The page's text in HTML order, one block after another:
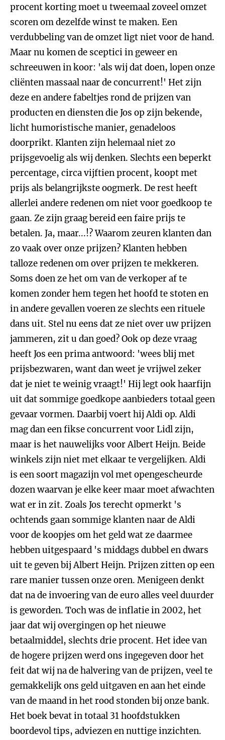
procent korting moet u tweemaal zoveel omzet
scoren om dezelfde winst te maken. Een
verdubbeling van de omzet ligt niet voor de hand.
Maar nu komen de sceptici in geweer en
schreeuwen in koor: 'als wij dat doen, lopen onze
cliënten massaal naar de concurrent!' Het zijn
deze en andere fabeltjes rond de prijzen van
producten en diensten die Jos op zijn bekende,
licht humoristische manier, genadeloos
doorprikt. Klanten zijn helemaal niet zo
prijsgevoelig als wij denken. Slechts een beperkt
percentage, circa vijftien procent, koopt met
prijs als belangrijkste oogmerk. De rest heeft
allerlei andere redenen om niet voor goedkoop te
gaan. Ze zijn graag bereid een faire prijs te
betalen. Ja, maar...!? Waarom zeuren klanten dan
zo vaak over onze prijzen? Klanten hebben
talloze redenen om over prijzen te mekkeren.
Soms doen ze het om van de verkoper af te
komen zonder hem tegen het hoofd te stoten en
in andere gevallen voeren ze slechts een rituele
dans uit. Stel nu eens dat ze niet over uw prijzen
jammeren, zit u dan goed? Ook op deze vraag
heeft Jos een prima antwoord: 'wees blij met
prijsbezwaren, want dan weet je vrijwel zeker
dat je niet te weinig vraagt!' Hij legt ook haarfijn
uit dat sommige goedkope aanbieders totaal geen
gevaar vormen. Daarbij voert hij Aldi op. Aldi
mag dan een fikse concurrent voor Lidl zijn,
maar is het nauwelijks voor Albert Heijn. Beide
winkels zijn niet met elkaar te vergelijken. Aldi
is een soort magazijn vol met opengescheurde
dozen waarvan je elke keer maar moet afwachten
wat er in zit. Zoals Jos terecht opmerkt 's
ochtends gaan sommige klanten naar de Aldi
voor de koopjes om het geld wat ze daarmee
hebben uitgespaard 's middags dubbel en dwars
uit te geven bij Albert Heijn. Prijzen zitten op een
rare manier tussen onze oren. Menigeen denkt
dat na de invoering van de euro alles veel duurder
is geworden. Toch was de inflatie in 2002, het
jaar dat wij overgingen op het nieuwe
betaalmiddel, slechts drie procent. Het idee van
de hogere prijzen werd ons ingegeven door het
feit dat wij na de halvering van de prijzen, veel te
gemakkelijk ons geld uitgaven en aan het einde
van de maand in het rood stonden bij onze bank.
Het boek bevat in totaal 31 hoofdstukken
boordevol tips, adviezen en nuttige inzichten.